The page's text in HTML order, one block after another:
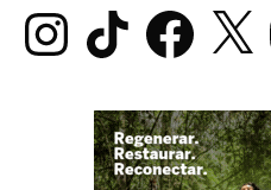
InstagramTikTok Facebook
X